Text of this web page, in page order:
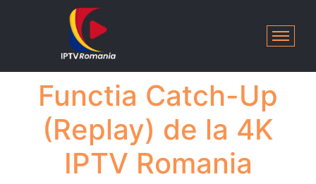
Functia Catch-Up
(Replay) de la 4K
IPTV Romania